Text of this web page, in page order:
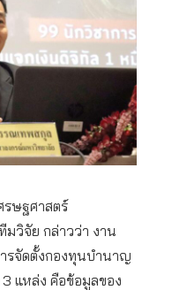
ษฐศาสตร์
วิจัย กล่าวว่า งาน
ารจัดตั้งกองทุนบำนาญ
แหล่ง คือข้อมูลของ